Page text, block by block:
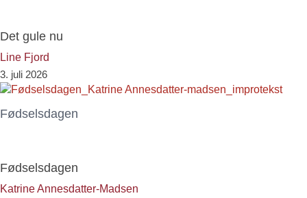
Det gule nu
Line Fjord
3. juli 2026
Fødselsdagen
Fødselsdagen
Katrine Annesdatter-Madsen